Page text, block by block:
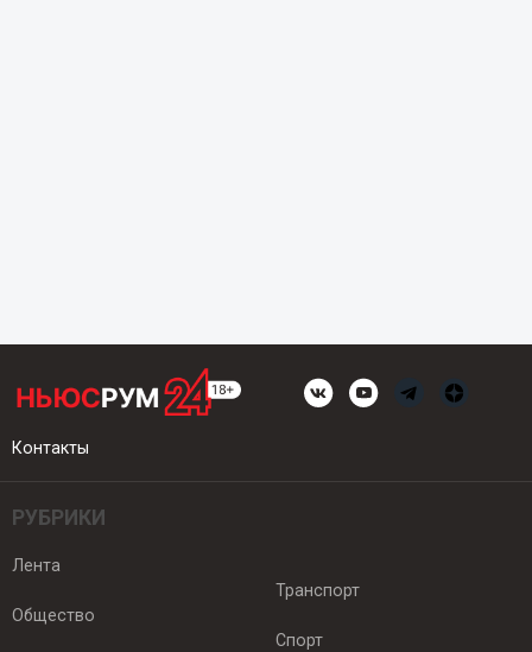
Контакты
РУБРИКИ
Лента
Общество
Транспорт
Спорт